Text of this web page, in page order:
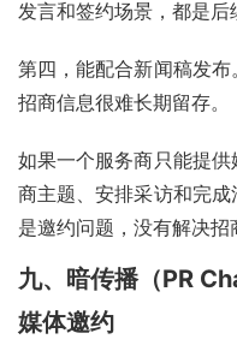
发言和签约场景，都是后
第四，能配合新闻稿发布
招商信息很难长期留存。
如果一个服务商只能提
商主题、安排采访和完
是邀约问题，没有解决招
九、暗传播（PR
媒体邀约